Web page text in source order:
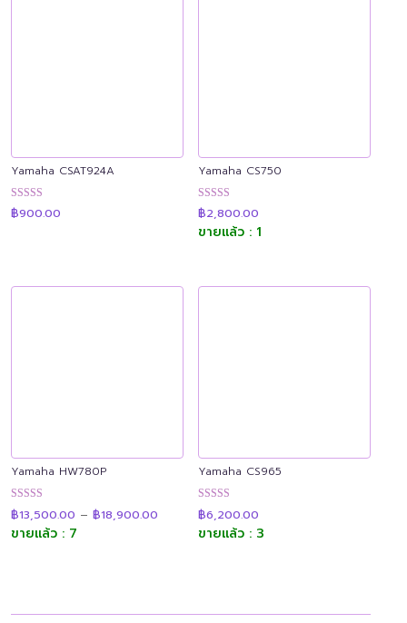
Yamaha CSAT924A
ให้คะแนน
4.88
฿900.00
Yamaha CS750
ให้คะแนน
4.89
ตั้งแต่ 1-5
฿2,800.00
ขายแล้ว : 1
Yamaha HW780P
ให้คะแนน
4.89
ตั้งแต่ 1-5
฿13,500.00 – ฿18,900.00
฿13,500.00
through
ขายแล้ว : 7
Yamaha CS965
ให้คะแนน
4.92
ตั้งแต่ 1-5
฿6,200.00
ขายแล้ว : 3